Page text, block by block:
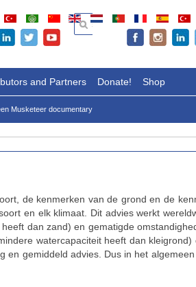
and Partners Donate! Shop
Musketeer documentary
de kenmerken van de grond en de
en elk klimaat. Dit advies werkt
dan zand) en gematigde
watercapaciteit heeft dan
gemiddeld advies. Dus in het